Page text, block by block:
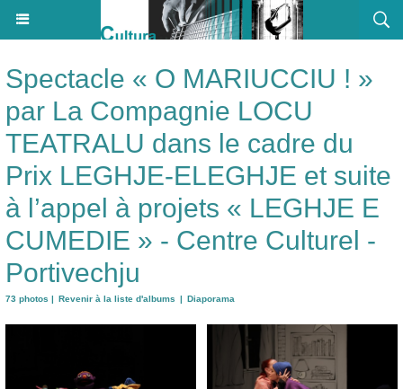
Spectacle « O MARIUCCIU ! »
par La Compagnie LOCU
TEATRALU dans le cadre du
Prix LEGHJE-ELEGHJE et suite
à l’appel à projets « LEGHJE E
CUMEDIE » - Centre Culturel -
Portivechju
73 photos | Revenir à la liste d'albums | Diaporama